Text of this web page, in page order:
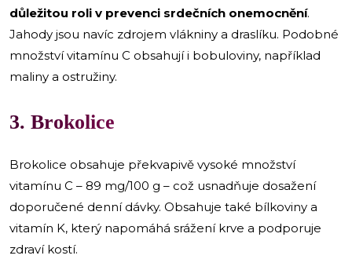
důležitou roli v prevenci srdečních onemocnění.
Jahody jsou navíc zdrojem vlákniny a draslíku. Podobné
množství vitamínu C obsahují i bobuloviny, například
maliny a ostružiny.
3. Brokolice
Brokolice obsahuje překvapivě vysoké množství
vitamínu C – 89 mg/100 g – což usnadňuje dosažení
doporučené denní dávky. Obsahuje také bílkoviny a
vitamín K, který napomáhá srážení krve a podporuje
zdraví kostí.